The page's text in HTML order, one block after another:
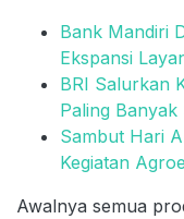
Bank Mandiri
Ekspansi
BRI Salurkan
Paling
Sambut Hari
Kegiatan
Awalnya semua